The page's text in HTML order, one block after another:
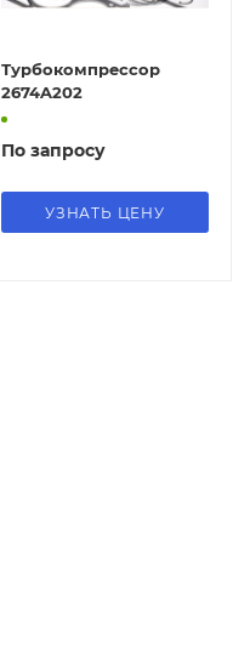
Турбокомпрессор
2674A202
По запросу
УЗНАТЬ ЦЕНУ